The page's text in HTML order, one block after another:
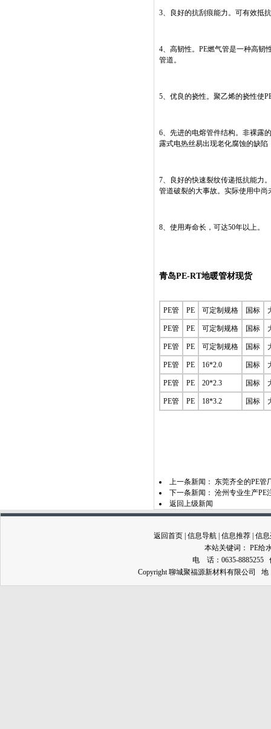
3、良好的抗刮痕能力。可有效抵
4、高韧性。PE燃气管是一种高韧
管道。
5、优良的挠性。聚乙烯的挠性使
6、先进的电熔管件结构。非裸露
露式电热丝易出现老化腐蚀的缺
7、良好的快速裂纹传递抵抗能力
管道破裂的大事故。实际使用中
8、使用寿命长，可达50年以上。
青岛PE-RT地暖管材现货
PE管 PE 可定制规格 国标
PE管 PE 可定制规格 国标
PE管 PE 可定制规格 国标
PE管 PE 16*2.0 国标
PE管 PE 20*2.3 国标
PE管 PE 18*3.2 国标
上一条新闻： 东莞齐全的PE管
下一条新闻： 沧州专业生产PE
返回上级新闻
返回首页 信息导航 信息推荐 信
本站关键词： PE给
电 话：0635-8885255
Copyright 聊城聚福源新材料有限公司